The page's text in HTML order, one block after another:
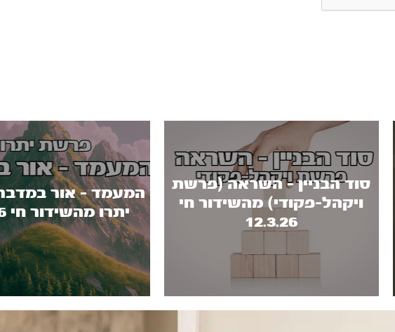
סוד הבניין - השראה (פרשת
ויקהל-פקודי) מהשידור חי
12.3.26
המעמד - אור
יתרו מהשידור חי 5.2.26)